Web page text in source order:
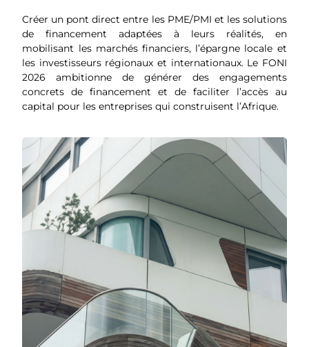
Créer un pont direct entre les PME/PMI et les solutions
de financement adaptées à leurs réalités, en
mobilisant les marchés financiers, l’épargne locale et
les investisseurs régionaux et internationaux. Le FONI
2026 ambitionne de générer des engagements
concrets de financement et de faciliter l’accès au
capital pour les entreprises qui construisent l’Afrique.